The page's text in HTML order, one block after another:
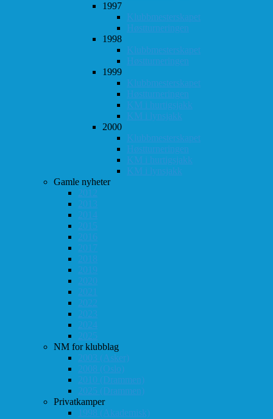
1997
Klubbmesterskapet
Høstturneringen
1998
Klubbmesterskapet
Høstturneringen
1999
Klubbmesterskapet
Høstturneringen
KM i hurtigsjakk
KM i lynsjakk
2000
Klubbmesterskapet
Høstturneringen
KM i hurtigsjakk
KM i lynsjakk
Gamle nyheter
2012
2013
2014
2015
2016
2017
2018
2019
2020
2021
2022
2023
2024
2025
NM for klubblag
2003 (Asker)
2008 (Oslo)
2010 (Drammen)
2025 (Drammen)
Privatkamper
1998 (Akademisk)